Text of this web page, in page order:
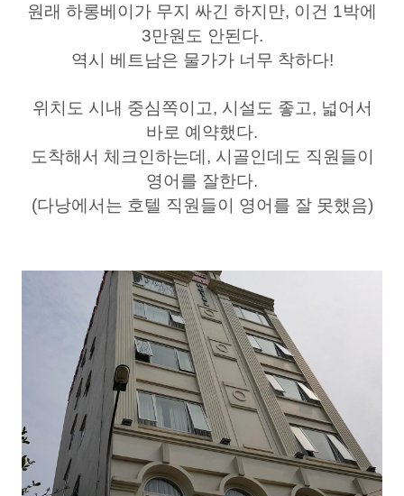
원래 하롱베이가 무지 싸긴 하지만, 이건 1박에
3만원도 안된다.
역시 베트남은 물가가 너무 착하다!
위치도 시내 중심쪽이고, 시설도 좋고, 넓어서
바로 예약했다.
도착해서 체크인하는데, 시골인데도 직원들이
영어를 잘한다.
(다낭에서는 호텔 직원들이 영어를 잘 못했음)